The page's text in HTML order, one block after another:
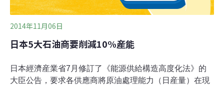
2014年11月06日
日本5大石油商要削減10%産能
日本經濟産業省7月修訂了《能源供給構造高度化法》的
大臣公告，要求各供應商將原油處理能力（日産量）在現